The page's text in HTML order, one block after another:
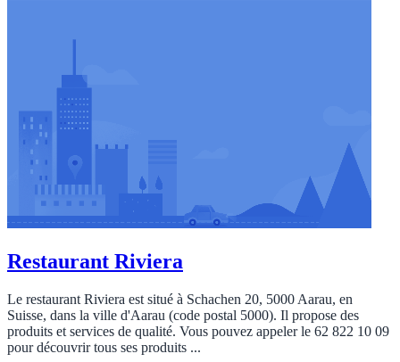
Restaurant Riviera
Le restaurant Riviera est situé à Schachen 20, 5000 Aarau, en
Suisse, dans la ville d'Aarau (code postal 5000). Il propose des
produits et services de qualité. Vous pouvez appeler le 62 822 10 09
pour découvrir tous ses produits ...